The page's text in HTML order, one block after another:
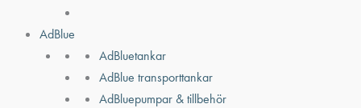
AdBlue
AdBluetankar
AdBlue transporttankar
AdBluepumpar & tillbehör